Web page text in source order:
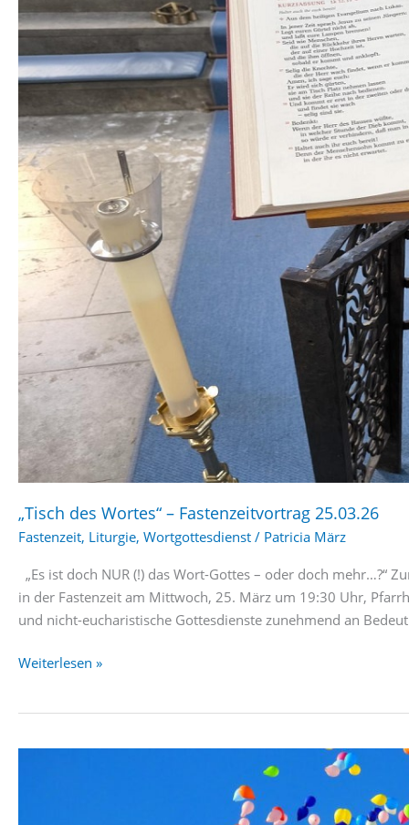
„Tisch des Wortes“ – Fastenzeitvortrag 25.03.26
Fastenzeit, Liturgie, Wortgottesdienst / Patricia März
„Es ist doch NUR (!) das Wort-Gottes – oder doch mehr…?“
in der Fastenzeit am Mittwoch, 25. März um 19:30 Uhr,
und nicht-eucharistische Gottesdienste zunehmend an
„Tisch
Fastenzeitvortrag
Weiterlesen »